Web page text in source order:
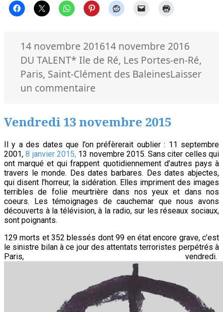
You
Publié
le
14 novembre 201614 novembre 2016
DU TALENTMots-
clés
* Ile de Ré, Les Portes-en-Ré,
Paris, Saint-Clément des BaleinesLaisser
un commentaire
Bonner,
A
Song
for
You
Vendredi 13 novembre 2015
Il y a des dates que l’on préfèrerait oublier : 11 septembre
2001,8 janvier 2015,13 novembre 2015. Sans citer celles qui
ont marqué et qui frappent quotidiennement d’autres pays à
travers le monde. Des dates barbares. Des dates abjectes,
qui disent l’horreur, la sidération. Elles impriment des images
terribles de folie meurtrière dans nos yeux et dans nos
coeurs. Les témoignages de cauchemar que nous avons
découverts à la télévision, à la radio, sur les réseaux sociaux,
sont poignants.
129 morts et 352 blessés dont 99 en état encore grave, c’est
le sinistre bilan à ce jour des attentats terroristes perpétrés à
Paris, vendredi.